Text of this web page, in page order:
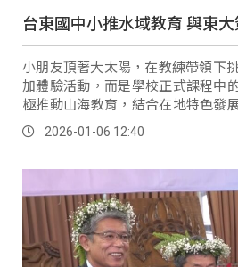
台東國中小推水域教育 與東
小朋友頂著大太陽，在教練帶領下
加體驗活動，而是學校正式課程中
極推動山海教育，結合在地特色發
學更專業，縣府與台東大學簽署合
水湖」作為核心基地，由東大提供
2026-01-06 12:40